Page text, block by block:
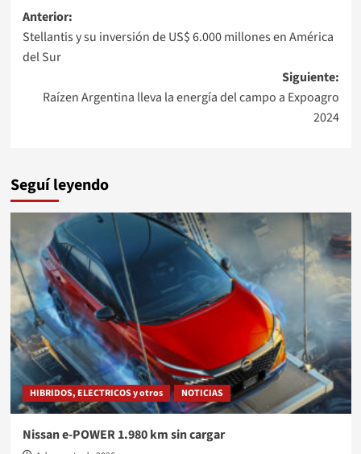
Navegación
de
entradas
Anterior:
Stellantis y su inversión de US$ 6.000 millones en América
del Sur
Siguiente:
Raízen Argentina lleva la energía del campo a Expoagro
2024
Seguí leyendo
HIBRIDOS, ELECTRICOS y otros NOTICIAS
Nissan e-POWER 1.980 km sin cargar